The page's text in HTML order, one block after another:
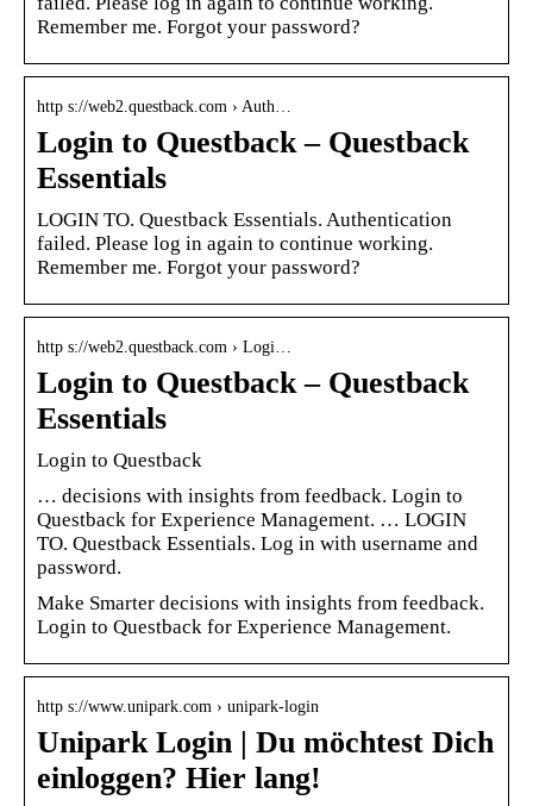
Remember me. Forgot your password?
http s://web2.questback.com › Auth…
Login to Questback – Questback
Essentials
LOGIN TO. Questback Essentials. Authentication
failed. Please log in again to continue working.
Remember me. Forgot your password?
http s://web2.questback.com › Logi…
Login to Questback – Questback
Essentials
Login to Questback
… decisions with insights from feedback. Login to
Questback for Experience Management. … LOGIN
TO. Questback Essentials. Log in with username and
password.
Make Smarter decisions with insights from feedback.
Login to Questback for Experience Management.
http s://www.unipark.com › unipark-login
Unipark Login | Du möchtest Dich
einloggen? Hier lang!